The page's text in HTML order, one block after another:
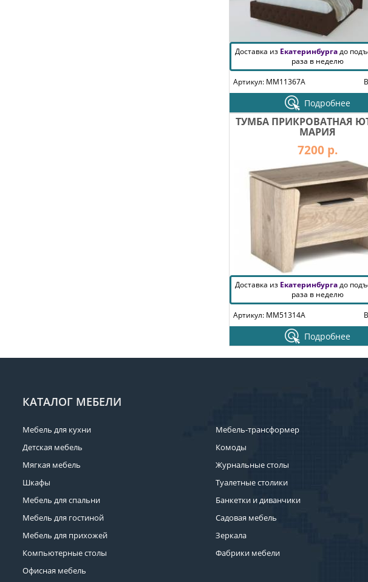
Доставка из Екатеринбургадо
раза в неделю
Артикул: MM11367A
Подробнее
ТУМБА ПРИКРОВАТНАЯ
МАРИЯ
7200 р.
Доставка из Екатеринбургадо
раза в неделю
Артикул: MM51314A
Подробнее
КАТАЛОГ МЕБЕЛИ
Мебель для кухни
Детская мебель
Мягкая мебель
Шкафы
Мебель для спальни
Мебель для гостиной
Мебель для прихожей
Компьютерные столы
Офисная мебель
Мебель-трансформер
Комоды
Журнальные столы
Туалетные столики
Банкетки и диванчики
Садовая мебель
Зеркала
Фабрики мебели